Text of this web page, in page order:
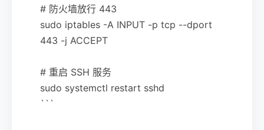
# 防火墙放行 443
sudo iptables -A INPUT -p tcp --dport
443 -j ACCEPT
# 重启 SSH 服务
sudo systemctl restart sshd
```